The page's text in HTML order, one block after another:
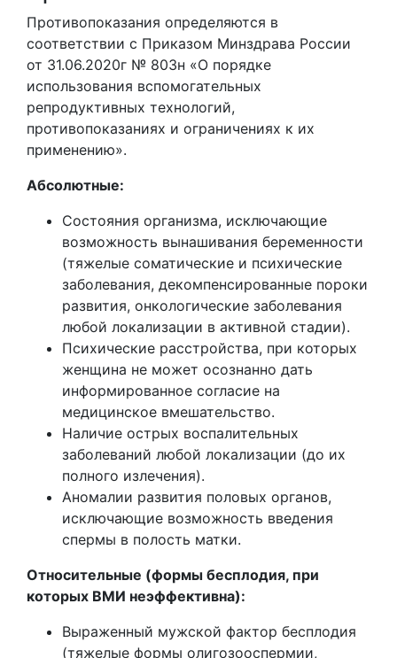
Противопоказания определяются в
соответствии с Приказом Минздрава России
от 31.06.2020г № 803н «О порядке
использования вспомогательных
репродуктивных технологий,
противопоказаниях и ограничениях к их
применению».
Абсолютные:
Состояния организма, исключающие
возможность вынашивания беременности
(тяжелые соматические и психические
заболевания, декомпенсированные пороки
развития, онкологические заболевания
любой локализации в активной стадии).
Психические расстройства, при которых
женщина не может осознанно дать
информированное согласие на
медицинское вмешательство.
Наличие острых воспалительных
заболеваний любой локализации (до их
полного излечения).
Аномалии развития половых органов,
исключающие возможность введения
спермы в полость матки.
Относительные (формы бесплодия, при
которых ВМИ неэффективна):
Выраженный мужской фактор бесплодия
(тяжелые формы олигозооспермии,